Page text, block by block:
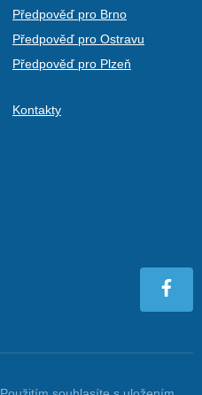
Předpověď pro Brno
Předpověď pro Ostravu
Předpověď pro Plzeň
Kontakty